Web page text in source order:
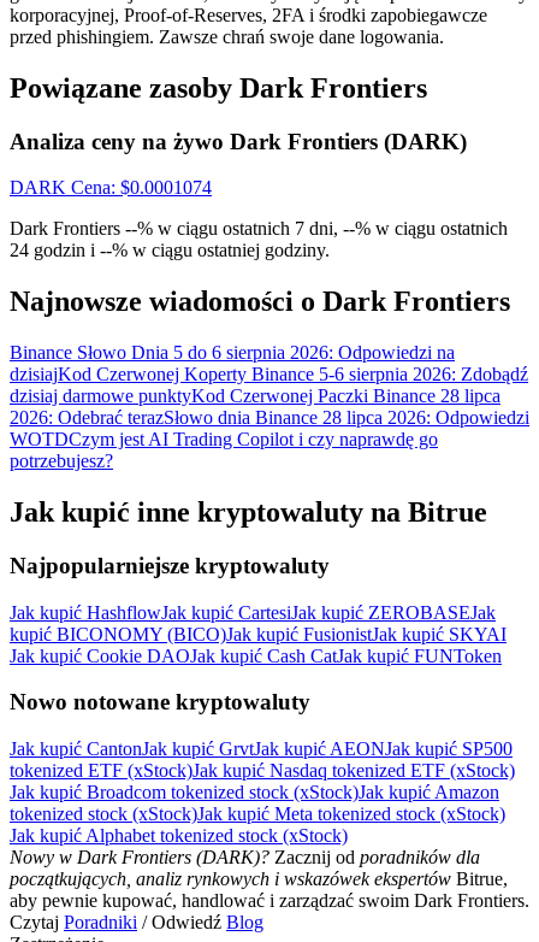
Wygraj nagrody i ekskluzywne bonusy
Zaloguj sieZapisać się
nagród
aplikację Bitrue
korporacyjnej, Proof-of-Reserves, 2FA i środki zapobiegawcze
przed phishingiem. Zawsze chrań swoje dane logowania.
Powiązane zasoby Dark Frontiers
Analiza ceny na żywo Dark Frontiers (DARK)
DARK Cena: $0.0001074
Dark Frontiers --% w ciągu ostatnich 7 dni, --% w ciągu ostatnich
24 godzin i --% w ciągu ostatniej godziny.
Najnowsze wiadomości o Dark Frontiers
Binance Słowo Dnia 5 do 6 sierpnia 2026: Odpowiedzi na
dzisiajKod Czerwonej Koperty Binance 5-6 sierpnia 2026: Zdobądź
dzisiaj darmowe punktyKod Czerwonej Paczki Binance 28 lipca
2026: Odebrać terazSłowo dnia Binance 28 lipca 2026: Odpowiedzi
WOTDCzym jest AI Trading Copilot i czy naprawdę go
potrzebujesz?
Jak kupić inne kryptowaluty na Bitrue
Najpopularniejsze kryptowaluty
Jak kupić HashflowJak kupić CartesiJak kupić ZEROBASEJak
kupić BICONOMY (BICO)Jak kupić FusionistJak kupić SKYAI
Jak kupić Cookie DAOJak kupić Cash CatJak kupić FUNToken
Nowo notowane kryptowaluty
Jak kupić CantonJak kupić GrvtJak kupić AEONJak kupić SP500
tokenized ETF (xStock)Jak kupić Nasdaq tokenized ETF (xStock)
Jak kupić Broadcom tokenized stock (xStock)Jak kupić Amazon
tokenized stock (xStock)Jak kupić Meta tokenized stock (xStock)
Jak kupić Alphabet tokenized stock (xStock)
Nowy w Dark Frontiers (DARK)? Zacznij od poradników dla
początkujących, analiz rynkowych i wskazówek ekspertów Bitrue,
aby pewnie kupować, handlować i zarządzać swoim Dark Frontiers.
Czytaj Poradniki / Odwiedź Blog